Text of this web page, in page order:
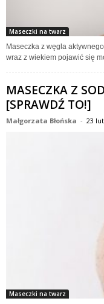
Maseczki na twarz
Maseczka z węgla
wraz z wiekiem pojawić się
MASECZKA Z
[SPRAWDŹ TO!]
Małgorzata Błońska - 23
Maseczki na twarz